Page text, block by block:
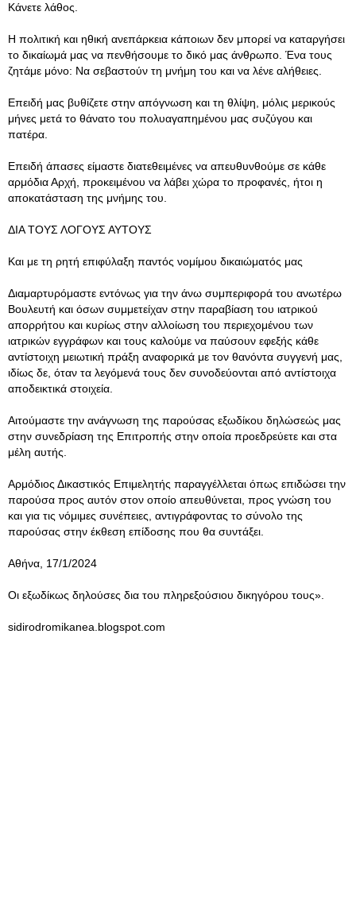
Κάνετε λάθος.
Η πολιτική και ηθική ανεπάρκεια κάποιων δεν μπορεί να καταργήσει
το δικαίωμά μας να πενθήσουμε το δικό μας άνθρωπο. Ένα τους
ζητάμε μόνο: Να σεβαστούν τη μνήμη του και να λένε αλήθειες.
Επειδή μας βυθίζετε στην απόγνωση και τη θλίψη, μόλις μερικούς
μήνες μετά το θάνατο του πολυαγαπημένου μας συζύγου και
πατέρα.
Επειδή άπασες είμαστε διατεθειμένες να απευθυνθούμε σε κάθε
αρμόδια Αρχή, προκειμένου να λάβει χώρα το προφανές, ήτοι η
αποκατάσταση της μνήμης του.
ΔΙΑ ΤΟΥΣ ΛΟΓΟΥΣ ΑΥΤΟΥΣ
Και με τη ρητή επιφύλαξη παντός νομίμου δικαιώματός μας
Διαμαρτυρόμαστε εντόνως για την άνω συμπεριφορά του ανωτέρω
Βουλευτή και όσων συμμετείχαν στην παραβίαση του ιατρικού
απορρήτου και κυρίως στην αλλοίωση του περιεχομένου των
ιατρικών εγγράφων και τους καλούμε να παύσουν εφεξής κάθε
αντίστοιχη μειωτική πράξη αναφορικά με τον θανόντα συγγενή μας,
ιδίως δε, όταν τα λεγόμενά τους δεν συνοδεύονται από αντίστοιχα
αποδεικτικά στοιχεία.
Αιτούμαστε την ανάγνωση της παρούσας εξωδίκου δηλώσεώς μας
στην συνεδρίαση της Επιτροπής στην οποία προεδρεύετε και στα
μέλη αυτής.
Αρμόδιος Δικαστικός Επιμελητής παραγγέλλεται όπως επιδώσει την
παρούσα προς αυτόν στον οποίο απευθύνεται, προς γνώση του
και για τις νόμιμες συνέπειες, αντιγράφοντας το σύνολο της
παρούσας στην έκθεση επίδοσης που θα συντάξει.
Αθήνα, 17/1/2024
Οι εξωδίκως δηλούσες δια του πληρεξούσιου δικηγόρου τους».
sidirodromikanea.blogspot.com